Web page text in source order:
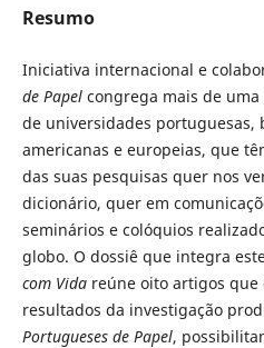
Resumo
Iniciativa internacional e
de Papelcongrega mais de uma
de universidades portuguesas,
americanas e europeias, que
das suas pesquisas quer nos
dicionário, quer em
seminários e colóquios
globo. O dossiê que integra
com Vidareúne oito artigos que
resultados da investigação
Portugueses de Papel,